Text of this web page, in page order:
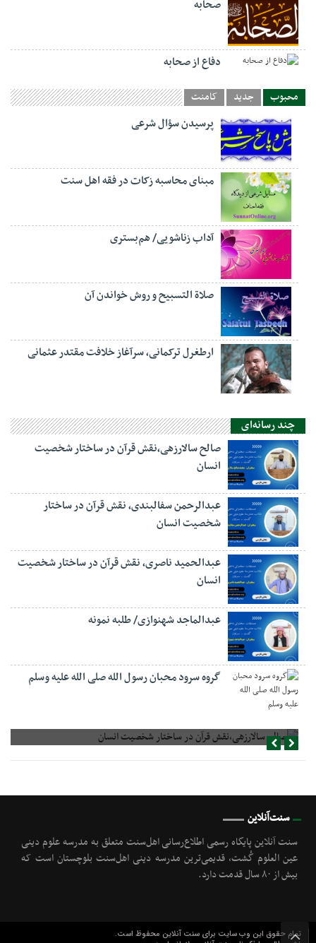
صحابه
دفاع از صحابه
محبوب جدید کامنت
پرسیدن سؤال شرعی
مبنای محاسبه زکات در فقه اهل سنت
آداب زناشویی/ هم‌بستری
صلاة التسبيح و روش خواندن آن
ارطغرل ترکمانی، سرآغاز خلافت مقتدر عثمانی
چند رسانه‌ای
صالح سالارزهی،‌نقش قرآن در ساختار شخصیت
انسان
عبدالرحمن سفالبندی، نقش قرآن در ساختار
شخصیت انسان
عبدالحمید ناصری، نقش قرآن در ساختار شخصیت
انسان
عبدالماجد شهنوازی/ طلبه نمونه
گروه سرود محبان رسول الله صلی الله علیه وسلم
صالح سالارزهی،‌نقش قرآن در ساختار شخصیت انسان
سنت‌آنلاین
سنت آنلاین پایگاه رسمی اطلاع‌رسانی اهل‌سنت متعلق به مدرسه علوم دینی
عین العلوم گُشت, قدیمی‌ترین مدرسه دینی اهل‌سنت بلوچستان است که
بیش از ۸۰ سال قدمت دارد.
تمام حقوق این وب سایت برای سنت آنلاین محفوظ است.